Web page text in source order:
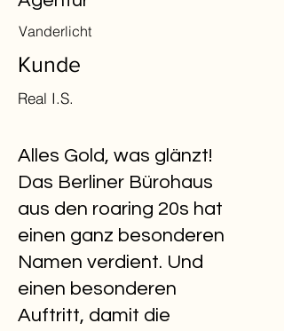
Vanderlicht
Kunde
Real I.S.
Alles Gold, was glänzt!
Das Berliner Bürohaus
aus den roaring 20s hat
einen ganz besonderen
Namen verdient. Und
einen besonderen
Auftritt, damit die